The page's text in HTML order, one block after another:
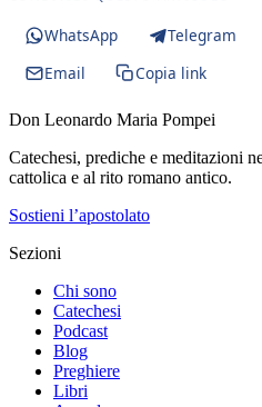
WhatsApp Telegram
Email
Copia link
Don Leonardo Maria Pompei
Catechesi, prediche e meditazioni
cattolica e al rito romano antico.
Sostieni l’apostolato
Sezioni
Chi sono
Catechesi
Podcast
Blog
Preghiere
Libri